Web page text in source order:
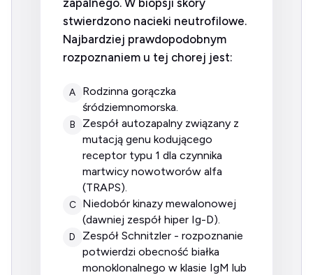
stwierdzono nacieki neutrofilowe.
Najbardziej prawdopodobnym
rozpoznaniem u tej chorej jest:
A
rodzinna gorączka
śródziemnomorska.
B
zespół autozapalny związany z
mutacją genu kodującego
receptor typu 1 dla czynnika
martwicy nowotworów alfa
(TRAPS).
C
niedobór kinazy mewalonowej
(dawniej zespół hiper Ig-D).
D
zespół Schnitzler - rozpoznanie
potwierdzi obecność białka
monoklonalnego w klasie IgM lub